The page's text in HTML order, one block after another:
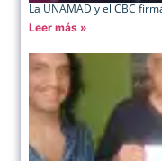
La UNAMAD y el CBC
Leer más »